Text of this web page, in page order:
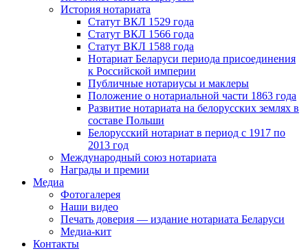
История нотариата
Статут ВКЛ 1529 года
Статут ВКЛ 1566 года
Статут ВКЛ 1588 года
Нотариат Беларуси периода присоединения
к Российской империи
Публичные нотариусы и маклеры
Положение о нотариальной части 1863 года
Развитие нотариата на белорусских землях в
составе Польши
Белорусский нотариат в период с 1917 по
2013 год
Международный союз нотариата
Награды и премии
Медиа
Фотогалерея
Наши видео
Печать доверия — издание нотариата Беларуси
Медиа-кит
Контакты